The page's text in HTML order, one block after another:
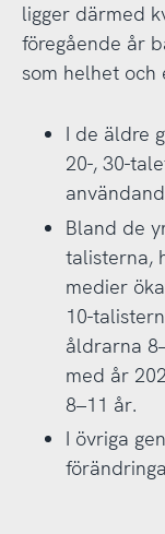
ligger därmed
föregående år
som helhet
I de äldre
20-, 30-
Bland de
talisterna,
medier
10-
åldrarna
med år
8–11 år.
I övriga